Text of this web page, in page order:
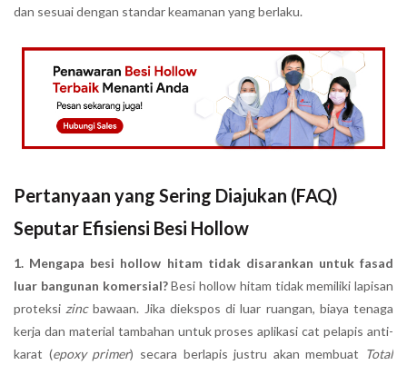
dan sesuai dengan standar keamanan yang berlaku.
Pertanyaan yang Sering Diajukan (FAQ)
Seputar Efisiensi Besi Hollow
1. Mengapa besi hollow hitam tidak disarankan untuk fasad
luar bangunan komersial?Besi hollow hitam tidak memiliki lapisan
proteksi zincbawaan. Jika diekspos di luar ruangan, biaya tenaga
kerja dan material tambahan untuk proses aplikasi cat pelapis anti-
karat (epoxy primer) secara berlapis justru akan membuat Total